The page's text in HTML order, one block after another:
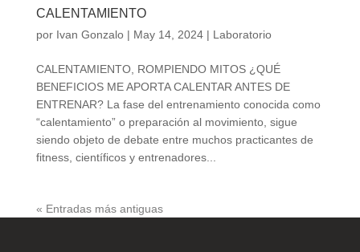
CALENTAMIENTO
por Ivan Gonzalo| May 14, 2024| Laboratorio
CALENTAMIENTO, ROMPIENDO MITOS ¿QUÉ
BENEFICIOS ME APORTA CALENTAR ANTES DE
ENTRENAR? La fase del entrenamiento conocida como
“calentamiento” o preparación al movimiento, sigue
siendo objeto de debate entre muchos practicantes de
fitness, científicos y entrenadores...
« Entradas más antiguas